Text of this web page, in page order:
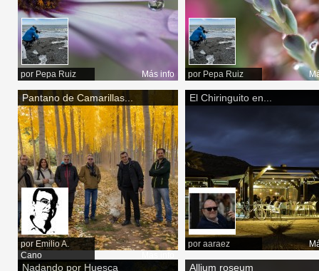
por Pepa Ruiz Más info por Pepa Ruiz
Pantano de Camarillas...
por Emilio A.
Cano
El Chiringuito en...
por aaraez
Nadando por Huesca Allium roseum